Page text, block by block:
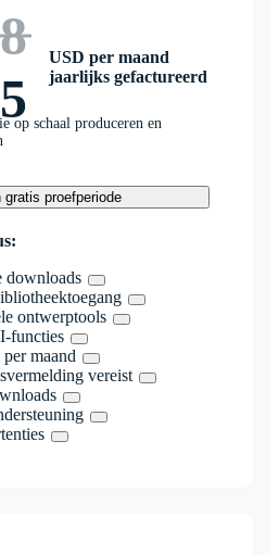
USD per maand
jaarlijks gefactureerd
op schaal produceren en
gratis proefperiode
downloads
ontwerptools
functies
maand
vereist